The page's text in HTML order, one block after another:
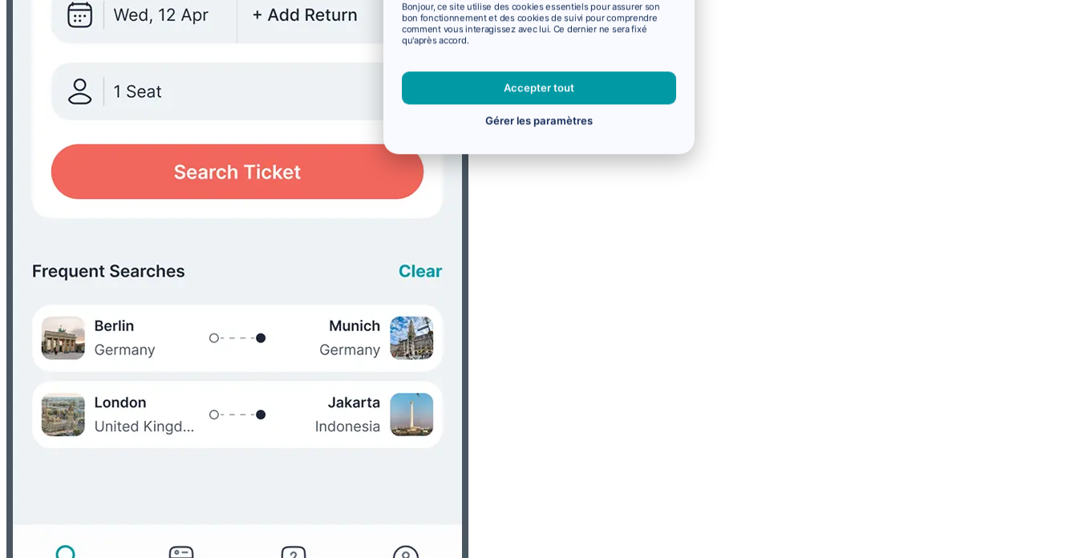
Bonjour, ce site utilise des cookies essentiels pour assurer son
bon fonctionnement et des cookies de suivi pour comprendre
comment vous interagissez avec lui. Ce dernier ne sera fixé
qu'après accord.
Accepter tout
Gérer les paramètres